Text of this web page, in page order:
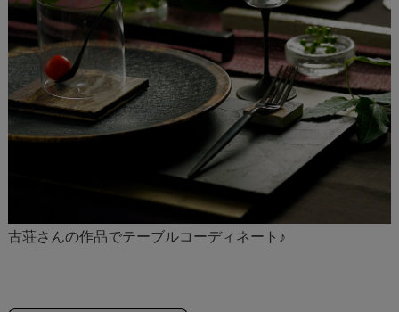
古荘さんの作品でテーブルコーディネート♪